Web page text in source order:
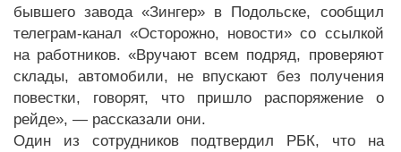
бывшего завода «Зингер» в Подольске, сообщил
телеграм-канал «Осторожно, новости» со ссылкой
на работников. «Вручают всем подряд, проверяют
склады, автомобили, не впускают без получения
повестки, говорят, что пришло распоряжение о
рейде», — рассказали они.
Один из сотрудников подтвердил РБК, что на